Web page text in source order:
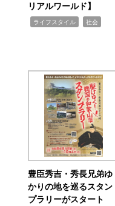
リアルワールド】
ライフスタイル 社会
豊臣秀吉・秀長兄弟ゆ
かりの地を巡るスタン
プラリーがスタート